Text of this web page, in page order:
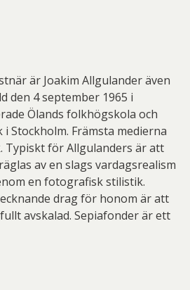
är Joakim Allgulander även
den 4 september 1965 i
Ölands folkhögskola och
Stockholm. Främsta medierna
Typiskt för Allgulanders är att
av en slags vardagsrealism
en fotografisk stilistik.
drag för honom är att
avskalad. Sepiafonder är ett